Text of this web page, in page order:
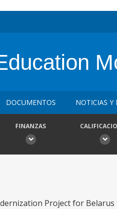
DOCUMENTOS NOTICIAS Y
FINANZAS
Project for